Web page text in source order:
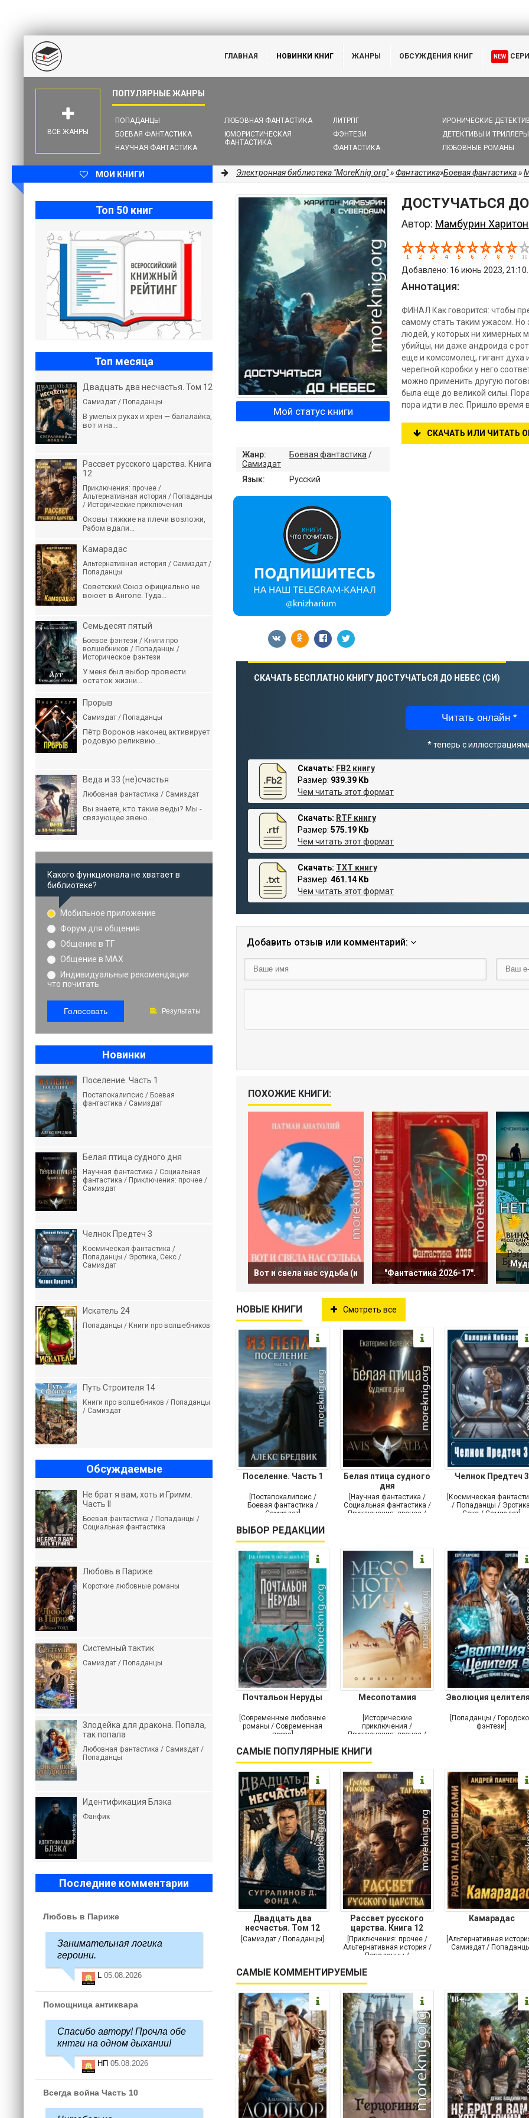
ГЛАВНАЯ НОВИНКИ КНИГ ЖАНРЫ ОБСУЖДЕНИЯ КНИГ NEW
ПОПАДАНЦЫ
БОЕВАЯ ФАНТАСТИКА
НАУЧНАЯ ФАНТАСТИКА
ЛЮБОВНАЯ ФАНТАСТИКА
ЮМОРИСТИЧЕСКАЯ
ФАНТАСТИКА
ЛИТРПГ
ФЭНТЕЗИ
ФАНТАСТИКА
ИРОНИЧЕСКИЕ
ДЕТЕКТИВЫ И ТРИЛЛЕРЫ
ЛЮБОВНЫЕ РОМАНЫ
ВСЕ ЖАНРЫ
МОИ КНИГИ Электронная библиотека "MoreKnig.org"»Фантастика»Боевая фантастика»
ДОСТУЧАТЬСЯ
Автор: Мамбурин Харитон
Добавлено: 16 июнь 2023,
Аннотация:
ФИНАЛ Как говорится: чтобы
самому стать таким ужасом. Но
людей, у которых ни химерных
убийцы, ни даже андроида с
еще и комсомолец, гигант духа
черепной коробки у него
можно применить другую
была еще до великой силы.
пора идти в лес. Пришло
СКАЧАТЬ ИЛИ ЧИТАТЬ
Мой статус книги
Жанр: Боевая фантастика/
Самиздат
Язык:
Русский
СКАЧАТЬ БЕСПЛАТНО КНИГУ ДОСТУЧАТЬСЯ ДО НЕБЕС (СИ)
Читать онлайн *
* теперь с
Скачать: FB2 книгу
Размер: 939.39 Kb
Чем читать этот формат
Скачать: RTF книгу
Размер: 575.19 Kb
Чем читать этот формат
Скачать: TXT книгу
Размер: 461.14 Kb
Чем читать этот формат
Добавить отзыв или комментарий:
ПОХОЖИЕ КНИГИ:
Вот и свела нас судьба (и "Фантастика 2026-17".
НОВЫЕ КНИГИ Смотреть все
Поселение. Часть 1
[Постапокалипсис /
Боевая фантастика /
Самиздат]
Белая птица судного
дня
[Научная фантастика /
Социальная фантастика /
Приключения: прочее /
Челнок Предтеч 3
[Космическая
/ Попаданцы /
Секс / Самиздат]
ВЫБОР РЕДАКЦИИ
Почтальон Неруды
[Современные любовные
романы / Современная
проза]
Месопотамия
[Исторические
приключения /
Приключения: прочее /
Историческая проза]
Эволюция
[Попаданцы /
фэнтези]
САМЫЕ ПОПУЛЯРНЫЕ КНИГИ
Двадцать два
несчастья. Том 12
[Самиздат / Попаданцы]
Рассвет русского
царства. Книга 12
[Приключения: прочее /
Альтернативная история /
Попаданцы /
приключения]
Камарадас
[Альтернативная
Самиздат /
САМЫЕ КОММЕНТИРУЕМЫЕ
Топ 50 книг
Топ месяца
Двадцать два несчастья. Том 12
Самиздат / Попаданцы
В умелых руках и хрен — балалайка,
вот и на...
Рассвет русского царства. Книга
12
Приключения: прочее /
Альтернативная история / Попаданцы
/ Исторические приключения
Оковы тяжкие на плечи возложи,
Рабом вдали...
Камарадас
Альтернативная история / Самиздат /
Попаданцы
Советский Союз официально не
воюет в Анголе. Туда...
Семьдесят пятый
Боевое фэнтези / Книги про
волшебников / Попаданцы /
Историческое фэнтези
У меня был выбор провести
остаток жизни...
Прорыв
Самиздат / Попаданцы
Пётр Воронов наконец активирует
родовую реликвию...
Веда и 33 (не)счастья
Любовная фантастика / Самиздат
Вы знаете, кто такие веды? Мы -
связующее звено...
Какого функционала не хватает в
библиотеке?
Мобильное приложение
Форум для общения
Общение в ТГ
Общение в MAX
Индивидуальные рекомендации
что почитать
Голосовать Результаты
Новинки
Поселение. Часть 1
Постапокалипсис / Боевая
фантастика / Самиздат
Белая птица судного дня
Научная фантастика / Социальная
фантастика / Приключения: прочее /
Самиздат
Челнок Предтеч 3
Космическая фантастика /
Попаданцы / Эротика, Секс /
Самиздат
Искатель 24
Попаданцы / Книги про волшебников
Путь Строителя 14
Книги про волшебников / Попаданцы
/ Самиздат
Обсуждаемые
Не брат я вам, хоть и Гримм.
Часть II
Боевая фантастика / Попаданцы /
Социальная фантастика
Любовь в Париже
Короткие любовные романы
Системный тактик
Самиздат / Попаданцы
Злодейка для дракона. Попала,
так попала
Любовная фантастика / Самиздат /
Попаданцы
Идентификация Блэка
Фанфик
Последние комментарии
Любовь в Париже
Занимательная логика
героини.
L 05.08.2026
Помощница антиквара
Спасибо автору! Прочла обе
кнтги на одном дыхании!
НП 05.08.2026
Всегда война Часть 10